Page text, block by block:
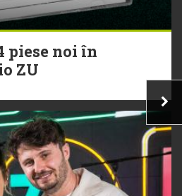
piese noi în
ZU